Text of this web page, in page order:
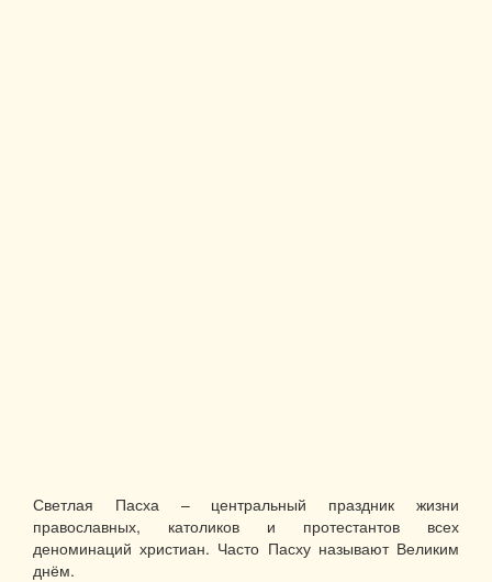
Светлая Пасха – центральный праздник жизни
православных, католиков и протестантов всех
деноминаций христиан. Часто Пасху называют Великим
днём.